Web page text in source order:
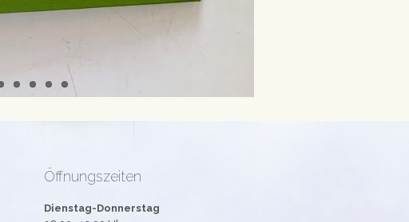
Öffnungszeiten
Dienstag-Donnerstag